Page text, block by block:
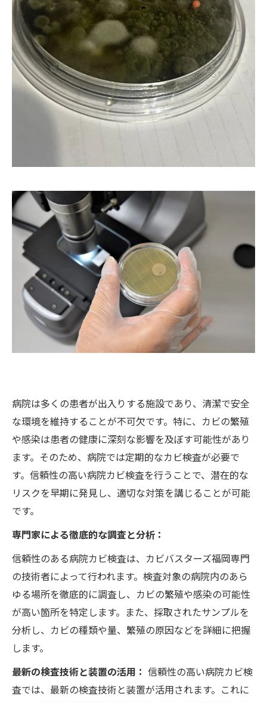
病院は多くの患者が出入りする施設であり、清潔で安全
な環境を維持することが不可欠です。特に、カビの繁殖
や感染は患者の健康に深刻な影響を及ぼす可能性があり
ます。そのため、病院では定期的なカビ検査が必要で
す。信頼性の高い病院カビ検査を行うことで、潜在的な
リスクを早期に発見し、適切な対策を講じることが可能
です。
専門家による徹底的な調査と分析：
信頼性のある病院カビ検査は、カビバスターズ福岡専門
の技術者によって行われます。検査対象の病院内のあら
ゆる場所を徹底的に調査し、カビの繁殖や感染の可能性
が高い箇所を特定します。また、採取されたサンプルを
分析し、カビの種類や量、繁殖の原因などを詳細に把握
します。
最新の検査技術と装置の活用： 信頼性の高い病院カビ検
査では、最新の検査技術と装置が活用されます。これに